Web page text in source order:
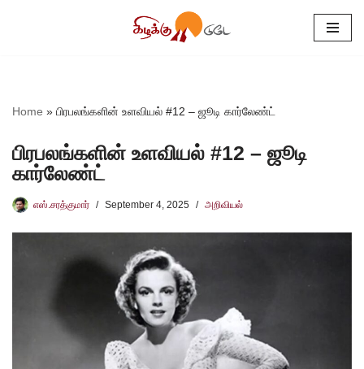
Home » பிரபலங்களின் உளவியல் #12 – ஜூடி கார்லேண்ட்
பிரபலங்களின் உளவியல் #12 – ஜூடி
கார்லேண்ட்
எஸ்.சரத்குமார் September 4, 2025 அறிவியல்